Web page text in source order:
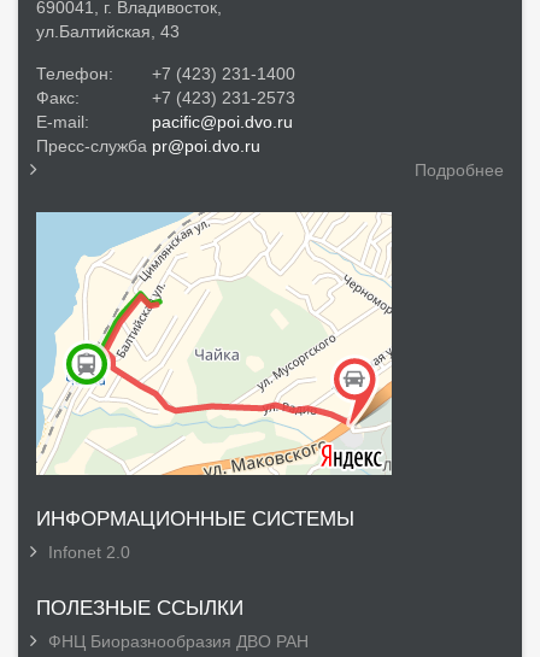
690041, г. Владивосток,
ул.Балтийская, 43
Телефон:
+7 (423) 231-1400
Факс:
+7 (423) 231-2573
E-mail:
pacific@poi.dvo.ru
Пресс-служба pr@poi.dvo.ru
Подробнее
ИНФОРМАЦИОННЫЕ СИСТЕМЫ
Infonet 2.0
ПОЛЕЗНЫЕ ССЫЛКИ
ФНЦ Биоразнообразия ДВО РАН